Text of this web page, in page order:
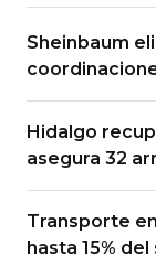
Sheinbaum
Hidalgo
asegura 32
Transporte
hasta 15%